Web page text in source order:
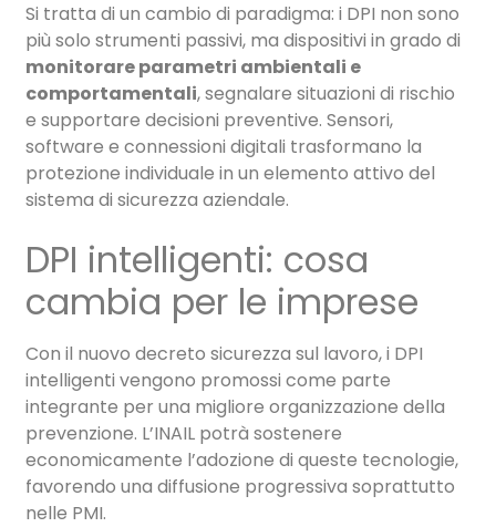
Si tratta di un cambio di paradigma: i DPI non sono
più solo strumenti passivi, ma dispositivi in grado di
monitorare parametri ambientali e
comportamentali, segnalare situazioni di rischio
e supportare decisioni preventive. Sensori,
software e connessioni digitali trasformano la
protezione individuale in un elemento attivo del
sistema di sicurezza aziendale.
DPI intelligenti: cosa
cambia per le imprese
Con il nuovo decreto sicurezza sul lavoro, i DPI
intelligenti vengono promossi come parte
integrante per una migliore organizzazione della
prevenzione. L’INAIL potrà sostenere
economicamente l’adozione di queste tecnologie,
favorendo una diffusione progressiva soprattutto
nelle PMI.